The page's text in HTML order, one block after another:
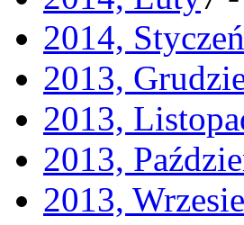
2014, Styczeń
2013,
2013,
2013,
2013,